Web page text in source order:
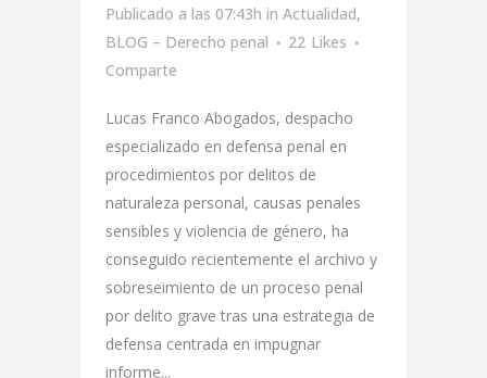
Publicado a las 07:43h in Actualidad,
BLOG – Derecho penal
22 Likes
Comparte
Lucas Franco Abogados, despacho
especializado en defensa penal en
procedimientos por delitos de
naturaleza personal, causas penales
sensibles y violencia de género, ha
conseguido recientemente el archivo y
sobreseimiento de un proceso penal
por delito grave tras una estrategia de
defensa centrada en impugnar
informe...